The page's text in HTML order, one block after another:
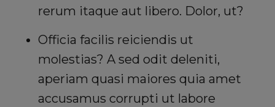
rerum itaque aut libero. Dolor, ut?
Officia facilis reiciendis ut
molestias? A sed odit deleniti,
aperiam quasi maiores quia amet
accusamus corrupti ut labore